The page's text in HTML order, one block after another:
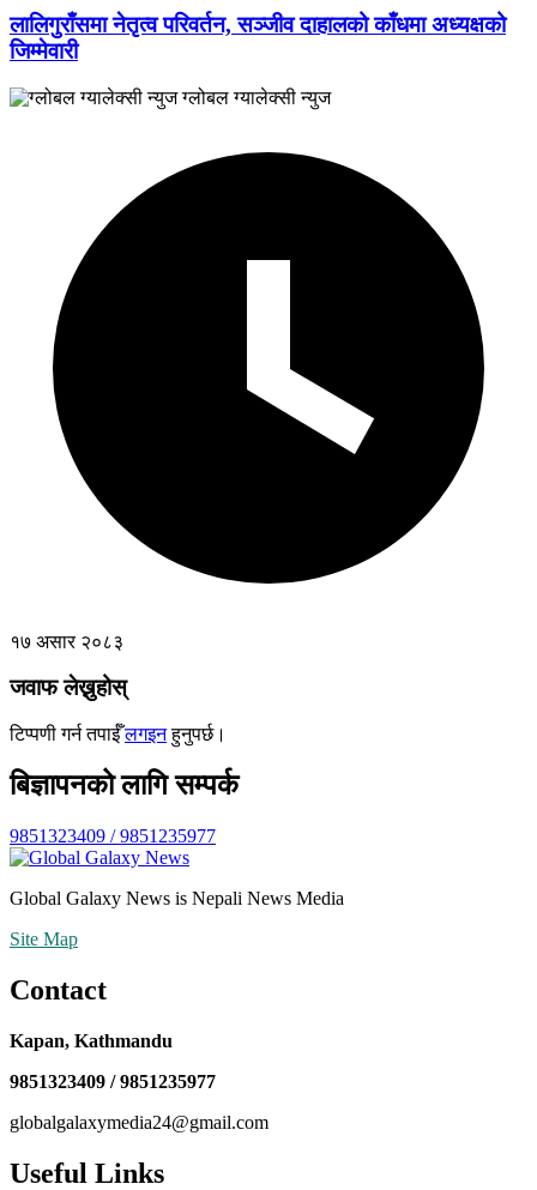
लालिगुराँसमा नेतृत्व परिवर्तन, सञ्जीव दाहालको काँधमा अध्यक्षको
जिम्मेवारी
ग्लोबल ग्यालेक्सी न्युज
१७ असार २०८३
जवाफ लेख्नुहोस्
टिप्पणी गर्न तपाईँलगइनहुनुपर्छ।
बिज्ञापनको लागि सम्पर्क
9851323409 / 9851235977
Global Galaxy News is Nepali News Media
Site Map
Contact
Kapan, Kathmandu
9851323409 / 9851235977
globalgalaxymedia24@gmail.com
Useful Links